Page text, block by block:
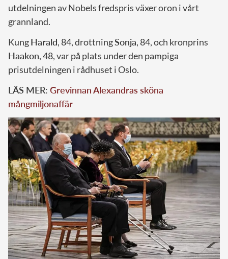
utdelningen av Nobels fredspris växer oron i vårt
grannland.
KungHarald, 84, drottningSonja, 84, och kronprins
Haakon, 48, var på plats under den pampiga
prisutdelningen i rådhuset i Oslo.
LÄS MER: Grevinnan Alexandras sköna
mångmiljonaffär